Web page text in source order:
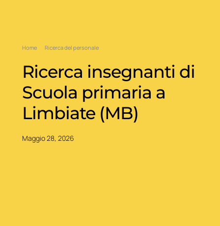
Home Ricerca del personale
Ricerca insegnanti di
Scuola primaria a
Limbiate (MB)
Maggio 28, 2026